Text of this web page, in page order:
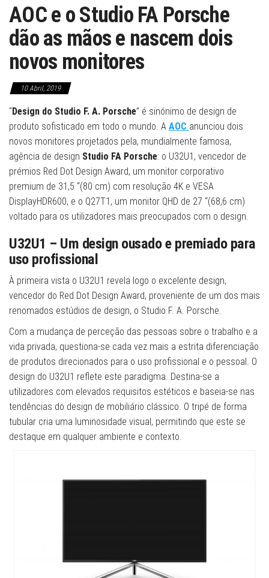
AOC e o Studio FA Porsche
dão as mãos e nascem dois
novos monitores
10 Abril, 2019
“Design do Studio F. A. Porsche” é sinónimo de design de
produto sofisticado em todo o mundo. A AOC anunciou dois
novos monitores projetados pela, mundialmente famosa,
agência de design Studio FA Porsche: o U32U1, vencedor de
prémios Red Dot Design Award, um monitor corporativo
premium de 31,5 “(80 cm) com resolução 4K e VESA
DisplayHDR600, e o Q27T1, um monitor QHD de 27 “(68,6 cm)
voltado para os utilizadores mais preocupados com o design.
U32U1 – Um design ousado e premiado para
uso profissional
À primeira vista o U32U1 revela logo o excelente design,
vencedor do Red Dot Design Award, proveniente de um dos mais
renomados estúdios de design, o Studio F. A. Porsche.
Com a mudança de perceção das pessoas sobre o trabalho e a
vida privada, questiona-se cada vez mais a estrita diferenciação
de produtos direcionados para o uso profissional e o pessoal. O
design do U32U1 reflete este paradigma. Destina-se a
utilizadores com elevados requisitos estéticos e baseia-se nas
tendências do design de mobiliário clássico. O tripé de forma
tubular cria uma luminosidade visual, permitindo que este se
destaque em qualquer ambiente e contexto.